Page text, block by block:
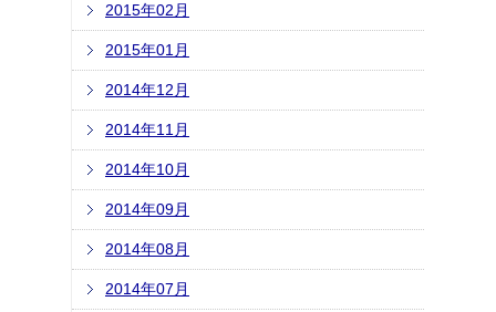
2015年02月
2015年01月
2014年12月
2014年11月
2014年10月
2014年09月
2014年08月
2014年07月